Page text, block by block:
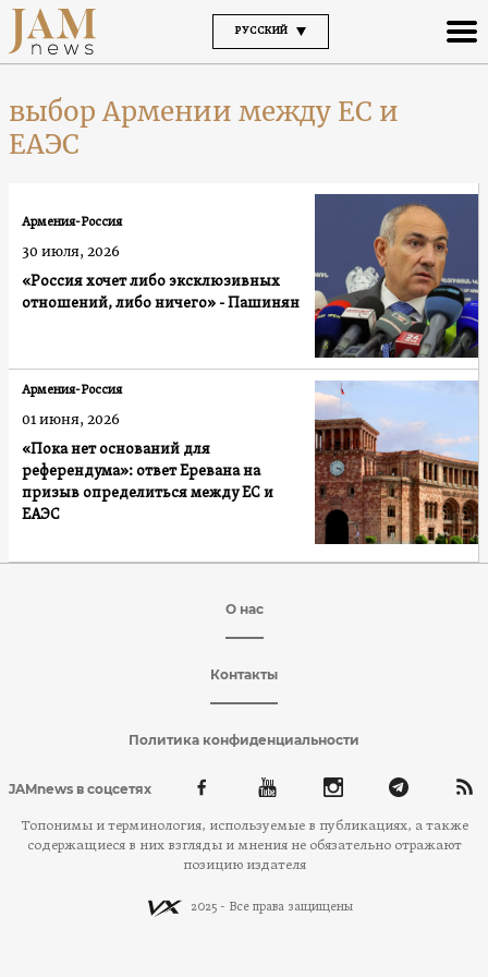
РУССКИЙ
выбор Армении между ЕС и
ЕАЭС
«Россия хочет либо эксклюзивных
отношений, либо ничего» - Пашинян
Армения-Россия
30 июля, 2026
«Пока нет оснований для
референдума»: ответ Еревана на
призыв определиться между ЕС и
ЕАЭС
Армения-Россия
01 июня, 2026
О нас
Контакты
Политика конфиденциальности
JAMnews в соцсетях
Топонимы и терминология, используемые в публикациях, а также
содержащиеся в них взгляды и мнения не обязательно отражают
позицию издателя
2025 - Все права защищены